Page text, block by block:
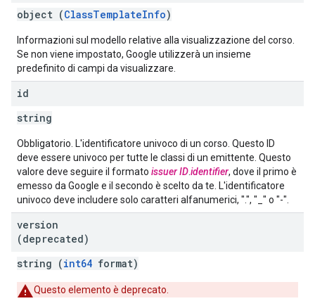
object (ClassTemplateInfo)
Informazioni sul modello relative alla visualizzazione del corso.
Se non viene impostato, Google utilizzerà un insieme
predefinito di campi da visualizzare.
id
string
Obbligatorio. L'identificatore univoco di un corso. Questo ID
deve essere univoco per tutte le classi di un emittente. Questo
valore deve seguire il formato issuer IDidentifier, dove il primo è
emesso da Google e il secondo è scelto da te. L'identificatore
univoco deve includere solo caratteri alfanumerici, ".", "_" o "-".
version
(deprecated)
string (int64 format)
Questo elemento è deprecato.